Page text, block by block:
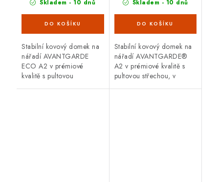
Skladem - 10 dnů
Stabilní kovový domek na
nářadí AVANTGARDE
ECO A2 v prémiové
kvalitě s pultovou
Skladem - 10 dnů
Stabilní kovový domek na
nářadí AVANTGARDE®
A2 v prémiové kvalitě s
pultovou střechou, v